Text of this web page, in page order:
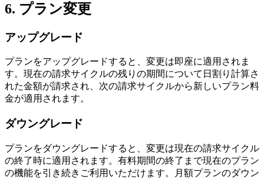
6. プラン変更
アップグレード
プランをアップグレードすると、変更は即座に適用されま
す。現在の請求サイクルの残りの期間について日割り計算さ
れた金額が請求され、次の請求サイクルから新しいプラン料
金が適用されます。
ダウングレード
プランをダウングレードすると、変更は現在の請求サイクル
の終了時に適用されます。有料期間の終了まで現在のプラン
の機能を引き続きご利用いただけます。月額プランのダウン